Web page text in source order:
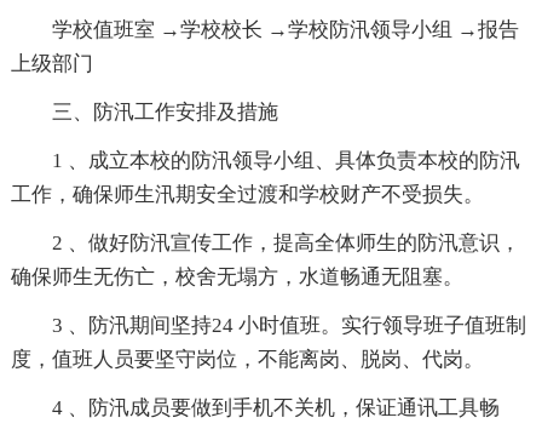
学校值班室 →学校校长 →学校防汛领导小组 →报告
上级部门
三、防汛工作安排及措施
1 、成立本校的防汛领导小组、具体负责本校的防汛
工作，确保师生汛期安全过渡和学校财产不受损失。
2 、做好防汛宣传工作，提高全体师生的防汛意识，
确保师生无伤亡，校舍无塌方，水道畅通无阻塞。
3 、防汛期间坚持24 小时值班。实行领导班子值班制
度，值班人员要坚守岗位，不能离岗、脱岗、代岗。
4 、防汛成员要做到手机不关机，保证通讯工具畅